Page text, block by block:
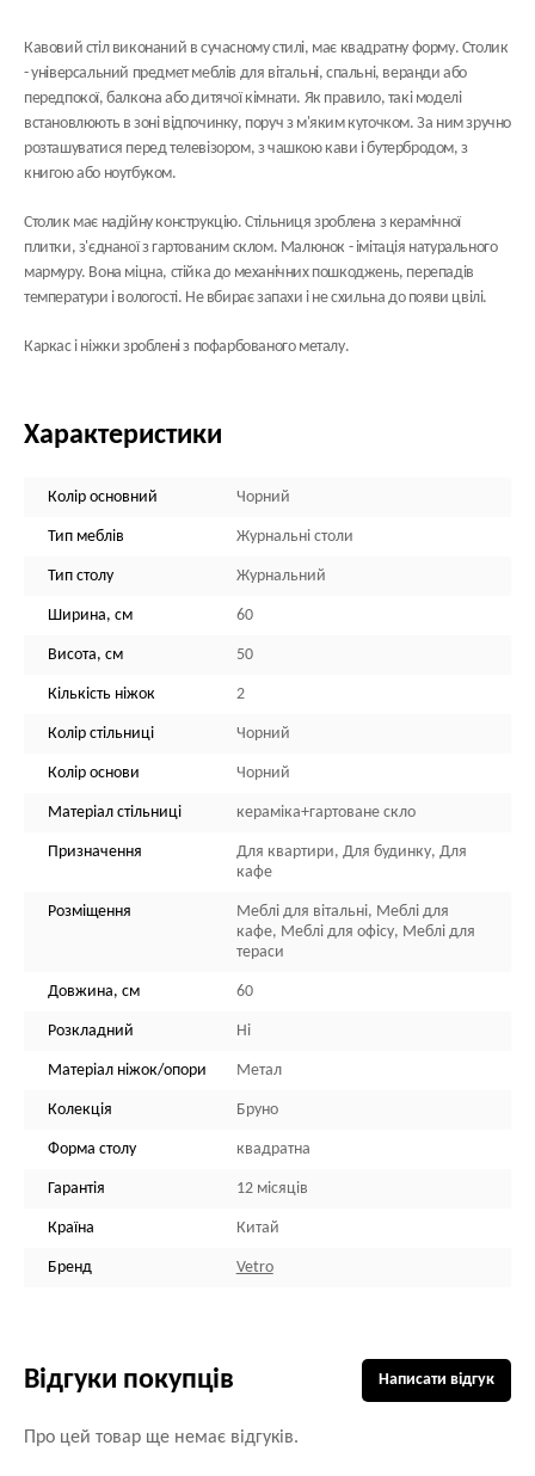
Кавовий стіл виконаний в сучасному стилі, має квадратну форму. Столик
- універсальний предмет меблів для вітальні, спальні, веранди або
передпокої, балкона або дитячої кімнати. Як правило, такі моделі
встановлюють в зоні відпочинку, поруч з м'яким куточком. За ним зручно
розташуватися перед телевізором, з чашкою кави і бутербродом, з
книгою або ноутбуком.
Столик має надійну конструкцію. Стільниця зроблена з керамічної
плитки, з'єднаної з гартованим склом. Малюнок - імітація натурального
мармуру. Вона міцна, стійка до механічних пошкоджень, перепадів
температури і вологості. Не вбирає запахи і не схильна до появи цвілі.
Каркас і ніжки зроблені з пофарбованого металу.
Характеристики
Колір основний Чорний
Тип меблів Журнальні столи
Тип столу Журнальний
Ширина, см 60
Висота, см 50
Кількість ніжок 2
Колір стільниці Чорний
Колір основи Чорний
Матеріал стільниці кераміка+гартоване скло
Призначення
Для квартири, Для будинку, Для
кафе
Розміщення
Меблі для вітальні, Меблі для
кафе, Меблі для офісу, Меблі для
тераси
Довжина, см 60
Розкладний Ні
Матеріал ніжок/опори Метал
Колекція Бруно
Форма столу квадратна
Гарантія 12 місяців
Країна Китай
Бренд Vetro
Відгуки покупців
Про цей товар ще немає відгуків.
Написати відгук